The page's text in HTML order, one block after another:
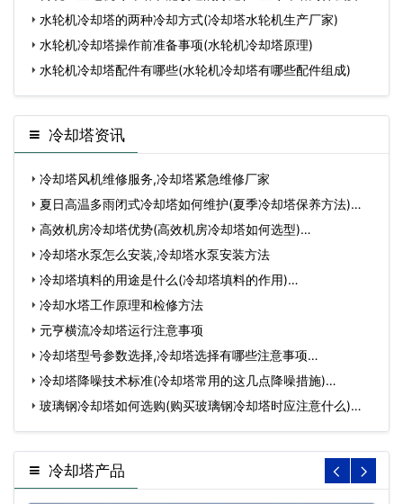
造 水轮机冷却塔的两种冷却方式(冷却塔水轮机生产厂家)
水轮机冷却塔操作前准备事项(水轮机冷却塔原理)
水轮机冷却塔配件有哪些(水轮机冷却塔有哪些配件组成)
冷却塔资讯
冷却塔风机维修服务,冷却塔紧急维修厂家
夏日高温多雨闭式冷却塔如何维护(夏季冷却塔保养方法)…
高效机房冷却塔优势(高效机房冷却塔如何选型)…
冷却塔水泵怎么安装,冷却塔水泵安装方法
冷却塔填料的用途是什么(冷却塔填料的作用)…
冷却水塔工作原理和检修方法
元亨横流冷却塔运行注意事项
冷却塔型号参数选择,冷却塔选择有哪些注意事项…
冷却塔降噪技术标准(冷却塔常用的这几点降噪措施)…
玻璃钢冷却塔如何选购(购买玻璃钢冷却塔时应注意什么)…
冷却塔产品